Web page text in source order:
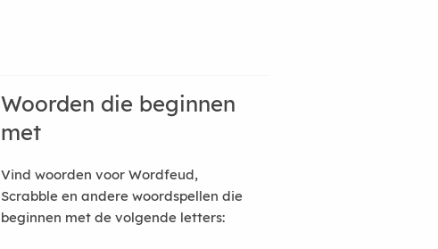
Woorden die beginnen
met
Vind woorden voor Wordfeud,
Scrabble en andere woordspellen die
beginnen met de volgende letters: